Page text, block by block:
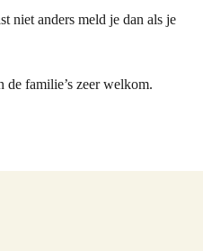
niet anders meld je dan als je
familie’s zeer welkom.